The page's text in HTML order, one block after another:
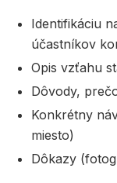
Identifikáciu
účastníkov
Opis vzťahu
Dôvody,
Konkrétny
miesto)
Dôkazy